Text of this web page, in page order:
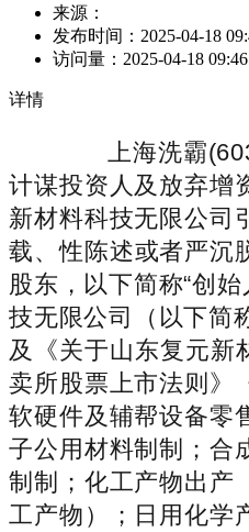
来源：
发布时间： 2025-04-18
访问量： 2025-04-18 09:46
详情
上海洗霸
计谋投资人及放弃增
新材料科技无限公司
载、性陈述或者严沉
股东，以下简称“创
技无限公司（以下简
及《关于山东复元新
卖所股票上市法则》
软硬件及辅帮设备零
子公用材料制制；合
制制；化工产物出产
工产物）；日用化学